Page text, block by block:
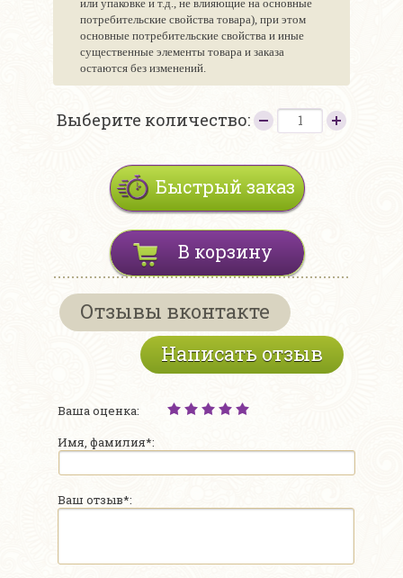
или упаковке и т.д., не влияющие на основные
потребительские свойства товара), при этом
основные потребительские свойства и иные
существенные элементы товара и заказа
остаются без изменений.
Выберите количество:
Быстрый заказ
В корзину
Отзывы вконтакте
Написать отзыв
Ваша оценка:
Имя, фамилия*:
Ваш отзыв*: